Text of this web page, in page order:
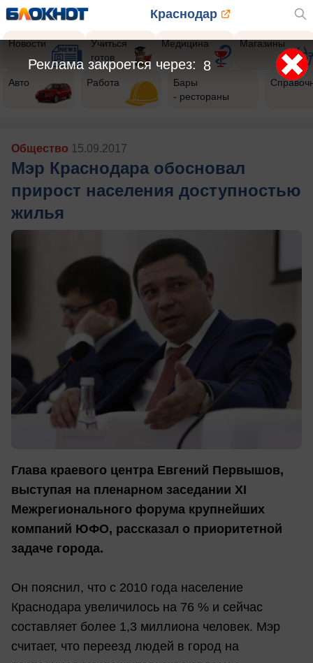
Краснодар
Новости
Учиться
готов
Медицина Магазины
Авто Работа
Бары
- рестораны
Общество 15.09.2017
Мэр Краснодара обосновал
прирост населения доступностью
жилья
Глава краевого центра Евгений Первышов,
выступая на пленарном заседании XI
Межрегионального форума крупнейших
компаний ЮФО, рассказал о приоритетной
задаче города.
Он пояснил, что с 2010 года население
Краснодара увеличилось на 76 % и сейчас
составляет более 1,3 миллиона человек. Мэр
считает, что переезд людей в город на
5
Реклама закроется через: